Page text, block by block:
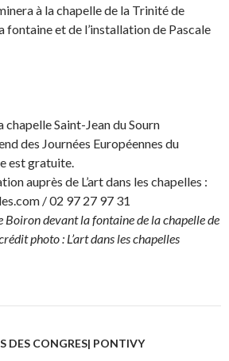
à la chapelle de la Trinité de
fontaine et de l’installation de Pascale
chapelle Saint-Jean du Sourn
des Journées Européennes du
est gratuite.
auprès de L’art dans les chapelles :
/ 02 97 27 97 31
Boiron devant la fontaine de la chapelle de
photo : L’art dans les chapelles
DES CONGRES| PONTIVY